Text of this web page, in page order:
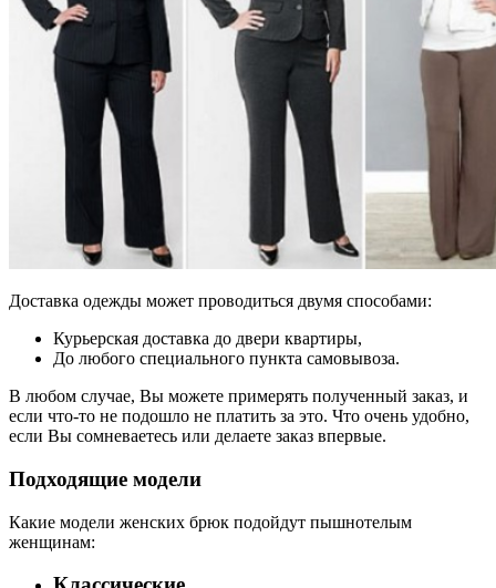
Доставка одежды может проводиться двумя способами:
Курьерская доставка до двери квартиры,
До любого специального пункта самовывоза.
В любом случае, Вы можете примерять полученный заказ, и
если что-то не подошло не платить за это. Что очень удобно,
если Вы сомневаетесь или делаете заказ впервые.
Подходящие модели
Какие модели женских брюк подойдут пышнотелым
женщинам: